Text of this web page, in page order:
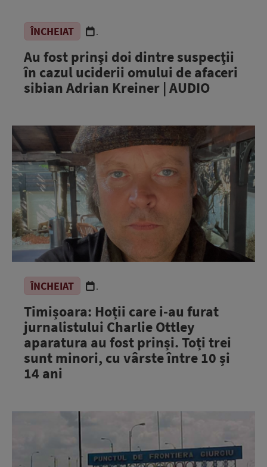
ÎNCHEIAT .
Au fost prinşi doi dintre suspecţii
în cazul uciderii omului de afaceri
sibian Adrian Kreiner | AUDIO
ÎNCHEIAT .
Timișoara: Hoții care i-au furat
jurnalistului Charlie Ottley
aparatura au fost prinși. Toți trei
sunt minori, cu vârste între 10 și
14 ani